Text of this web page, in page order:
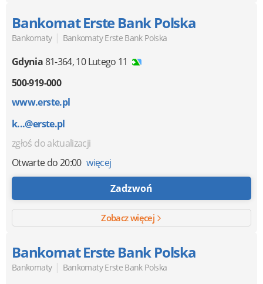
Bankomat Erste Bank Polska
Bankomaty | Bankomaty Erste Bank Polska
Gdynia81-364,10 Lutego 11
500-919-000
www.erste.pl
k...@erste.pl
zgłoś do aktualizacji
Otwartedo 20:00 więcej
Zadzwoń
Zobacz więcej
Bankomat Erste Bank Polska
Bankomaty | Bankomaty Erste Bank Polska